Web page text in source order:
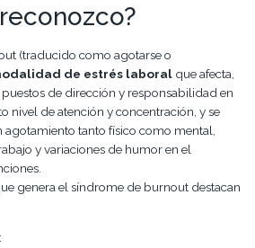
(traducido como agotarse o
de estrés laboral que afecta,
puestos de dirección y responsabilidad en
nivel de atención y concentración, y se
tanto físico como mental,
y variaciones de humor en el
genera el síndrome de burnout destacan
: